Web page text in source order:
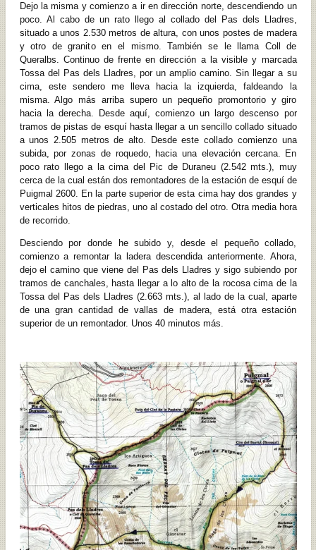
Dejo la misma y comienzo a ir en dirección norte, descendiendo un
poco. Al cabo de un rato llego al collado del Pas dels Lladres,
situado a unos 2.530 metros de altura, con unos postes de madera
y otro de granito en el mismo. También se le llama Coll de
Queralbs. Continuo de frente en dirección a la visible y marcada
Tossa del Pas dels Lladres, por un amplio camino. Sin llegar a su
cima, este sendero me lleva hacia la izquierda, faldeando la
misma. Algo más arriba supero un pequeño promontorio y giro
hacia la derecha. Desde aquí, comienzo un largo descenso por
tramos de pistas de esquí hasta llegar a un sencillo collado situado
a unos 2.505 metros de alto. Desde este collado comienzo una
subida, por zonas de roquedo, hacia una elevación cercana. En
poco rato llego a la cima del Pic de Duraneu (2.542 mts.), muy
cerca de la cual están dos remontadores de la estación de esquí de
Puigmal 2600. En la parte superior de esta cima hay dos grandes y
verticales hitos de piedras, uno al costado del otro. Otra media hora
de recorrido.
Desciendo por donde he subido y, desde el pequeño collado,
comienzo a remontar la ladera descendida anteriormente. Ahora,
dejo el camino que viene del Pas dels Lladres y sigo subiendo por
tramos de canchales, hasta llegar a lo alto de la rocosa cima de la
Tossa del Pas dels Lladres (2.663 mts.), al lado de la cual, aparte
de una gran cantidad de vallas de madera, está otra estación
superior de un remontador. Unos 40 minutos más.